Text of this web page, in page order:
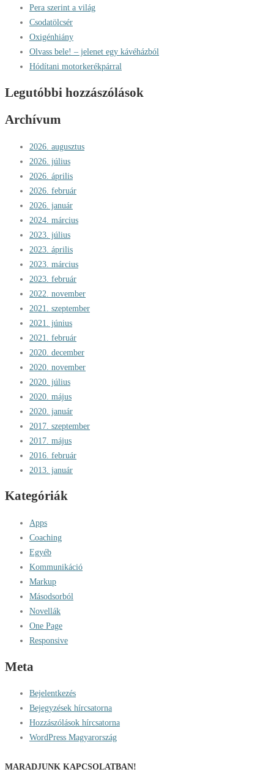
Pera szerint a világ
Csodatölcsér
Oxigénhiány
Olvass bele! – jelenet egy kávéházból
Hódítani motorkerékpárral
Legutóbbi hozzászólások
Archívum
2026. augusztus
2026. július
2026. április
2026. február
2026. január
2024. március
2023. július
2023. április
2023. március
2023. február
2022. november
2021. szeptember
2021. június
2021. február
2020. december
2020. november
2020. július
2020. május
2020. január
2017. szeptember
2017. május
2016. február
2013. január
Kategóriák
Apps
Coaching
Egyéb
Kommunikáció
Markup
Másodsorból
Novellák
One Page
Responsive
Meta
Bejelentkezés
Bejegyzések hírcsatorna
Hozzászólások hírcsatorna
WordPress Magyarország
MARADJUNK KAPCSOLATBAN!